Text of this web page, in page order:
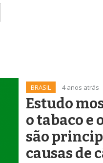
BRASIL 4 anos atrás
Estudo
o tabaco e
são
causas de